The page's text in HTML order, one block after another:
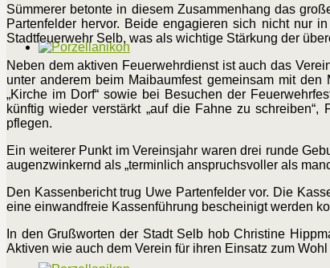
Sümmerer betonte in diesem Zusammenhang das
Partenfelder hervor. Beide engagieren sich nicht nur
Stadtfeuerwehr Selb, was als wichtige Stärkung der
Neben dem aktiven Feuerwehrdienst ist auch das
unter anderem beim Maibaumfest gemeinsam mit
„Kirche im Dorf“ sowie bei Besuchen der
künftig wieder verstärkt „auf die Fahne zu
pflegen.
Ein weiterer Punkt im Vereinsjahr waren drei runde
augenzwinkernd als „terminlich anspruchsvoller als
Den Kassenbericht trug Uwe Partenfelder vor. Die
eine einwandfreie Kassenführung bescheinigt werden
In den Grußworten der Stadt Selb hob Christine
Aktiven wie auch dem Verein für ihren Einsatz zum